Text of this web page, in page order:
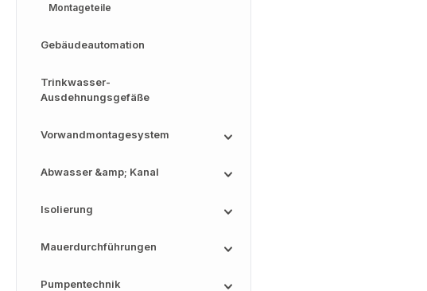
Montageteile
Gebäudeautomation
Trinkwasser-
Ausdehnungsgefäße
Vorwandmontagesystem
Abwasser &amp; Kanal
Isolierung
Mauerdurchführungen
Pumpentechnik